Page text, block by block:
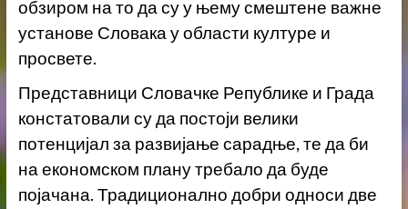
обзиром на то да су у њему смештене важне
установе Словака у области културе и
просвете.
Представници Словачке Републике и Града
констатовали су да постоји велики
потенцијал за развијање сарадње, те да би
на економском плану требало да буде
појачана. Традиционално добри односи две